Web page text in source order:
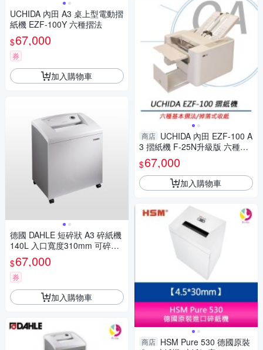
UCHIDA 內田 A3 桌上型電動摺
紙機 EZF-100Y 六種摺法
$67,000
券
加入購物車
德國 DAHLE 短碎狀 A3 碎紙機
140L 入口寬度310mm 可碎光
碟.IC卡 /台 50514
$67,000
券
加入購物車
商店 UCHIDA 內田 EZF-100 A
3 摺紙機 F-25N升級版 六種摺
法
$67,000
加入購物車
商店 HSM Pure 530 德國原裝